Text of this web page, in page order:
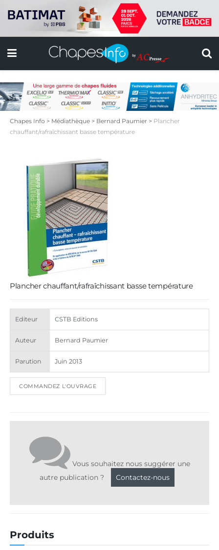
Chapes Info > Médiathèque > Bernard Paumier > Plancher
chauffant/rafraîchissant basse température
Plancher chauffant/rafraîchissant basse température
Editeur CSTB Editions
Auteur Bernard Paumier
Parution Juin 2013
COMMANDEZ L'OUVRAGE
Vous souhaitez nous suggérer une
autre publication ?
Contactez-nous
Produits